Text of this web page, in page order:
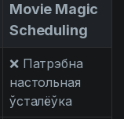
Movie Magic
Scheduling
❌ Патрэбна
настольная
ўсталёўка